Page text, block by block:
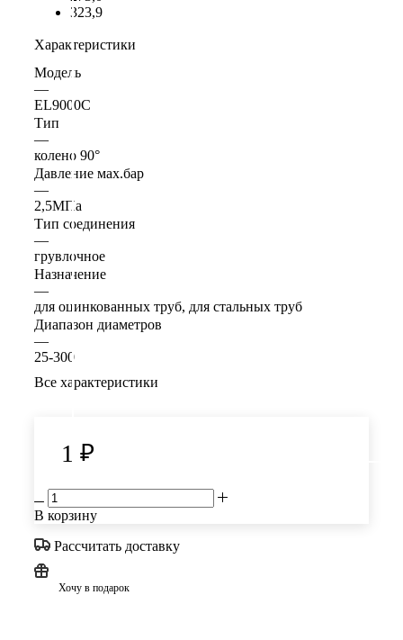
323,9
Характеристики
Модель
—
EL9000C
Тип
—
колено 90°
Давление мах.бар
—
2,5МПа
Тип соединения
—
грувлочное
Назначение
—
для оцинкованных труб, для стальных труб
Диапазон диаметров
—
25-300
Все характеристики
1 ₽
В корзину
Рассчитать доставку
Хочу в подарок